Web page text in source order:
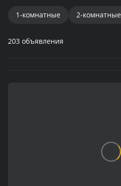
1-комнатные 2-комнатные
203 объявления